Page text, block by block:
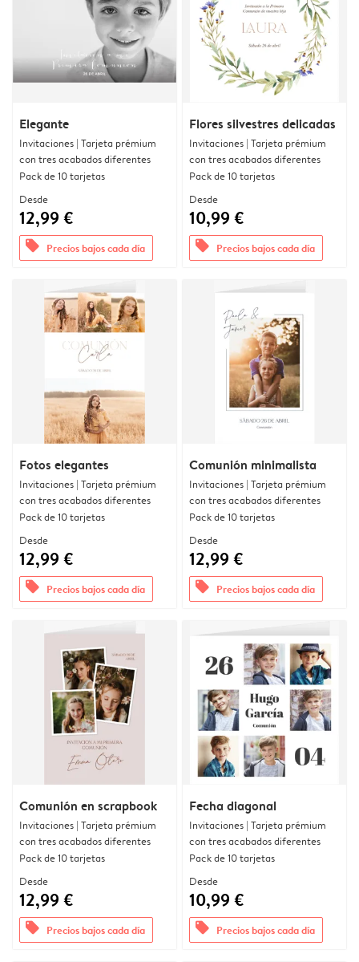
Elegante
Invitaciones | Tarjeta prémium
con tres acabados diferentes
Pack de 10 tarjetas
Desde
12,99 €
offers Precios bajos cada día
Flores silvestres delicadas
Invitaciones | Tarjeta prémium
con tres acabados diferentes
Pack de 10 tarjetas
Desde
10,99 €
offers Precios bajos cada día
Fotos elegantes
Invitaciones | Tarjeta prémium
con tres acabados diferentes
Pack de 10 tarjetas
Desde
12,99 €
offers Precios bajos cada día
Comunión minimalista
Invitaciones | Tarjeta prémium
con tres acabados diferentes
Pack de 10 tarjetas
Desde
12,99 €
offers Precios bajos cada día
Comunión en scrapbook
Invitaciones | Tarjeta prémium
con tres acabados diferentes
Pack de 10 tarjetas
Desde
12,99 €
offers Precios bajos cada día
Fecha diagonal
Invitaciones | Tarjeta prémium
con tres acabados diferentes
Pack de 10 tarjetas
Desde
10,99 €
offers Precios bajos cada día